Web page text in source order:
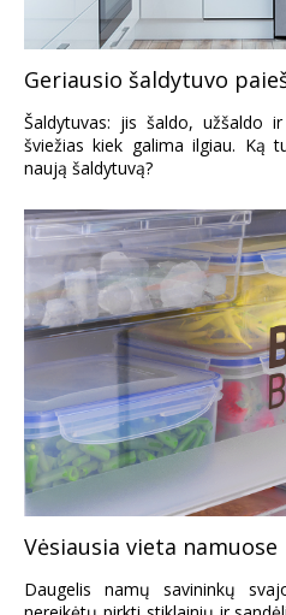
Geriausio šaldytuvo
Šaldytuvas: jis šaldo, užšaldo
šviežias kiek galima ilgiau. Ką
naują šaldytuvą?
Vėsiausia vieta namuose
Daugelis namų savininkų